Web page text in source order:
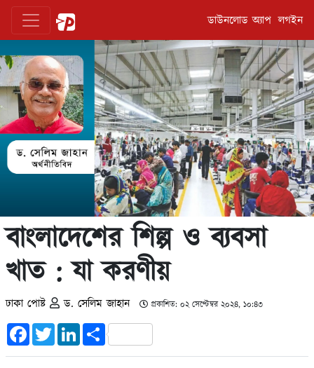
ডাউনলোড অ্যাপ লগইন
বাংলাদেশের শিল্প ও ব্যবসা
খাত : যা করণীয়
ঢাকা পোষ্ট ড. সেলিম জাহান প্রকাশিত: ০২ সেপ্টেম্বর ২০২৪, ১০:৪৩
FacebookTwitterLinkedInShare